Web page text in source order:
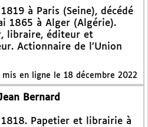
à Paris (Seine), décédé
1865 à Alger (Algérie).
libraire, éditeur et
Actionnaire de l’Union
en ligne le 18 décembre 2022
Bernard
1818. Papetier et librairie à